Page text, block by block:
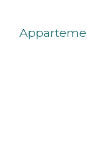
Appartement 2 pièce(s) 1